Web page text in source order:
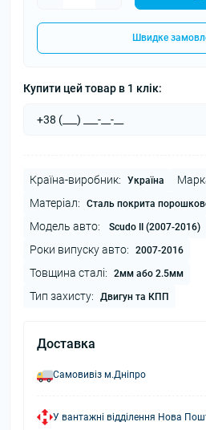
Швидке
Купити цей товар в 1 клік:
Країна-виробник: Україна
Матеріал: Сталь покрита
Модель авто: Scudo II (2007-2016)
Роки випуску авто: 2007-2016
Товщина сталі: 2мм або 2.5мм
Тип захисту: Двигун та КПП
Доставка
Самовивіз м.Дніпро
У вантажні відділення Нова